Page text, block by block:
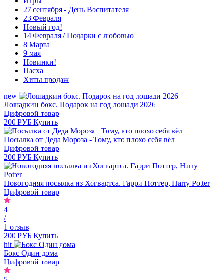
27 сентября - День Воспитателя
23 Февраля
Новый год!
14 Февраля / Подарки с любовью
8 Марта
9 мая
Новинки!
Пасха
Хиты продаж
new
Лошадкин бокс. Подарок на год лошади 2026
Цифровой товар
200 РУБ Купить
Посылка от Деда Мороза - Тому, кто плохо себя вёл
Цифровой товар
200 РУБ Купить
Новогодняя посылка из Хогвартса. Гарри Поттер, Harry Potter
Цифровой товар
4
/
1 отзыв
200 РУБ Купить
hit
Бокс Один дома
Цифровой товар